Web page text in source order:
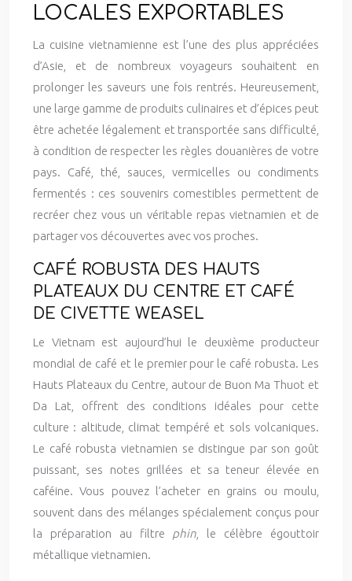
LOCALES EXPORTABLES
La cuisine vietnamienne est l’une des plus appréciées
d’Asie, et de nombreux voyageurs souhaitent en
prolonger les saveurs une fois rentrés. Heureusement,
une large gamme de produits culinaires et d’épices peut
être achetée légalement et transportée sans difficulté,
à condition de respecter les règles douanières de votre
pays. Café, thé, sauces, vermicelles ou condiments
fermentés : ces souvenirs comestibles permettent de
recréer chez vous un véritable repas vietnamien et de
partager vos découvertes avec vos proches.
CAFÉ ROBUSTA DES HAUTS
PLATEAUX DU CENTRE ET CAFÉ
DE CIVETTE WEASEL
Le Vietnam est aujourd’hui le deuxième producteur
mondial de café et le premier pour le café robusta. Les
Hauts Plateaux du Centre, autour de Buon Ma Thuot et
Da Lat, offrent des conditions idéales pour cette
culture : altitude, climat tempéré et sols volcaniques.
Le café robusta vietnamien se distingue par son goût
puissant, ses notes grillées et sa teneur élevée en
caféine. Vous pouvez l’acheter en grains ou moulu,
souvent dans des mélanges spécialement conçus pour
la préparation au filtre phin , le célèbre égouttoir
métallique vietnamien.